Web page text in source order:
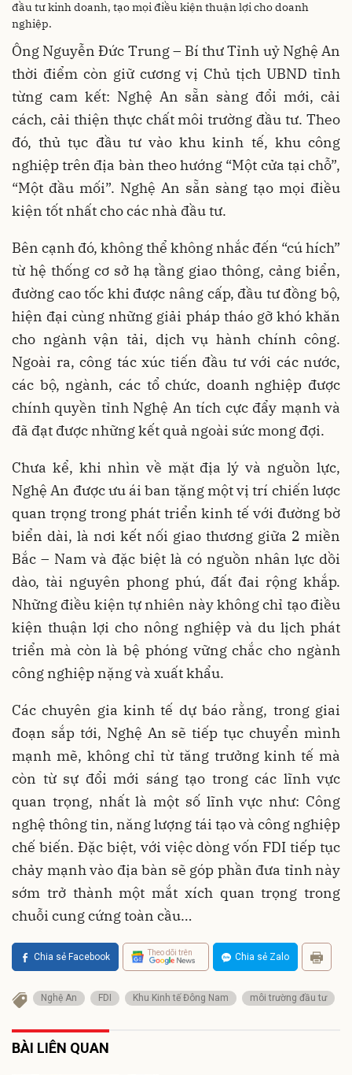
đầu tư kinh doanh, tạo mọi điều kiện thuận lợi cho doanh
nghiệp.
Ông Nguyễn Đức Trung – Bí thư Tỉnh uỷ Nghệ An
thời điểm còn giữ cương vị Chủ tịch UBND tỉnh
từng cam kết: Nghệ An sẵn sàng đổi mới, cải
cách, cải thiện thực chất môi trường đầu tư. Theo
đó, thủ tục đầu tư vào khu kinh tế, khu công
nghiệp trên địa bàn theo hướng “Một cửa tại chỗ”,
“Một đầu mối”. Nghệ An sẵn sàng tạo mọi điều
kiện tốt nhất cho các nhà đầu tư.
Bên cạnh đó, không thể không nhắc đến “cú hích”
từ hệ thống cơ sở hạ tầng giao thông, cảng biển,
đường cao tốc khi được nâng cấp, đầu tư đồng bộ,
hiện đại cùng những giải pháp tháo gỡ khó khăn
cho ngành vận tải, dịch vụ hành chính công.
Ngoài ra, công tác xúc tiến đầu tư với các nước,
các bộ, ngành, các tổ chức, doanh nghiệp được
chính quyền tỉnh Nghệ An tích cực đẩy mạnh và
đã đạt được những kết quả ngoài sức mong đợi.
Chưa kể, khi nhìn về mặt địa lý và nguồn lực,
Nghệ An được ưu ái ban tặng một vị trí chiến lược
quan trọng trong phát triển kinh tế với đường bờ
biển dài, là nơi kết nối giao thương giữa 2 miền
Bắc – Nam và đặc biệt là có nguồn nhân lực dồi
dào, tài nguyên phong phú, đất đai rộng khắp.
Những điều kiện tự nhiên này không chỉ tạo điều
kiện thuận lợi cho nông nghiệp và du lịch phát
triển mà còn là bệ phóng vững chắc cho ngành
công nghiệp nặng và xuất khẩu.
Các chuyên gia kinh tế dự báo rằng, trong giai
đoạn sắp tới, Nghệ An sẽ tiếp tục chuyển mình
mạnh mẽ, không chỉ từ tăng trưởng kinh tế mà
còn từ sự đổi mới sáng tạo trong các lĩnh vực
quan trọng, nhất là một số lĩnh vực như: Công
nghệ thông tin, năng lượng tái tạo và công nghiệp
chế biến. Đặc biệt, với việc dòng vốn FDI tiếp tục
chảy mạnh vào địa bàn sẽ góp phần đưa tỉnh này
sớm trở thành một mắt xích quan trọng trong
chuỗi cung cứng toàn cầu…
Chia sẻ Facebook Theo dõi trên Chia sẻ Zalo
Nghệ An FDI Khu Kinh tế Đông Nam môi trường đầu tư
BÀI LIÊN QUAN